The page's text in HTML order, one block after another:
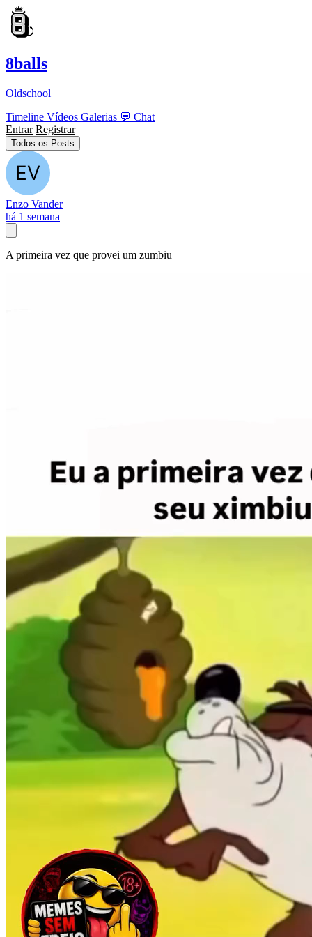
8balls
Oldschool
Timeline Vídeos Galerias 💬 Chat
Entrar Registrar
Todos os Posts
Enzo Vander
há 1 semana
A primeira vez que provei um zumbiu